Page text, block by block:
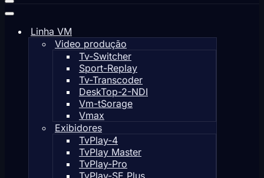
Menu
de
Menu
navegaçãoLinha VM
Video produção
Tv-Switcher
Sport-Replay
Tv-Transcoder
DeskTop-2-NDI
Vm-tSorage
Vmax
Exibidores
TvPlay-4
TvPlay Master
TvPlay-Pro
TvPlay-SE Plus